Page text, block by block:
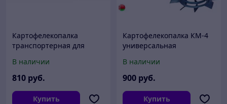
Картофелекопалка
транспортерная для
В наличии
810 руб.
Купить
Картофелекопалка КМ-4
универсальная
В наличии
900 руб.
Купить